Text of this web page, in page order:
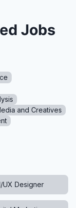
Jobs
and Creatives
UX Designer